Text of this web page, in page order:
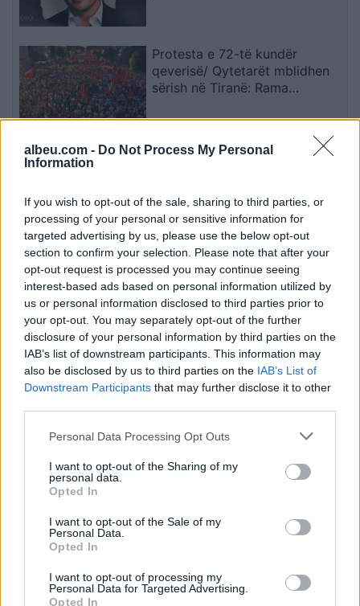
albeu.com - Do Not Process My Personal
Information
If you wish to opt-out of the sale, sharing to third parties, or
processing of your personal or sensitive information for
targeted advertising by us, please use the below opt-out
section to confirm your selection. Please note that after your
opt-out request is processed you may continue seeing
interest-based ads based on personal information utilized by
us or personal information disclosed to third parties prior to
your opt-out. You may separately opt-out of the further
disclosure of your personal information by third parties on the
IAB’s list of downstream participants. This information may
also be disclosed by us to third parties on the IAB’s List of
Downstream Participants that may further disclose it to other
Personal Data Processing Opt Outs
I want to opt-out of the Sharing of my
personal data.
Opted In
I want to opt-out of the Sale of my
Personal Data.
Opted In
I want to opt-out of processing my
Personal Data for Targeted Advertising.
Opted In
Protesta e 72-të kundër
qeverisë/ Qytetarët mblidhen
sërish në Tiranë: Rama
revolucion
Tragjedi në Hawaii/ Kampioni
resorti
Esim for Global|Esim for Europe
Esim for Caribbean
for Turkey|Esim for Germany|Esim for Greece|
for Asia|Esim for World Cup 2026|Esim for Saudi